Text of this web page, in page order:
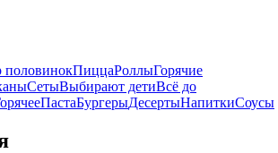
половинокПиццаРоллыГорячие
СетыВыбирают детиВсё до
ПастаБургерыДесертыНапиткиСоусы